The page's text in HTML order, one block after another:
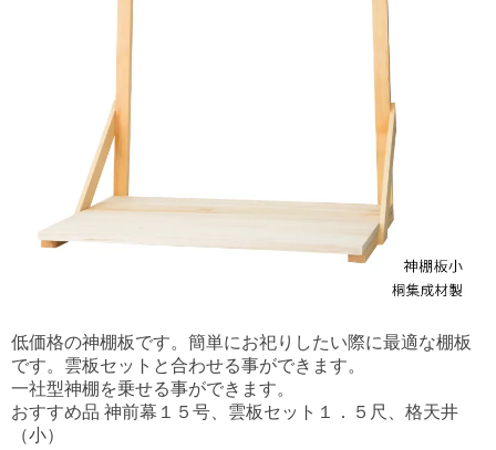
低価格の神棚板です。簡単にお祀りしたい際に最適な棚板
です。雲板セットと合わせる事ができます。
一社型神棚を乗せる事ができます。
おすすめ品 神前幕１５号、雲板セット１．５尺、格天井
（小）